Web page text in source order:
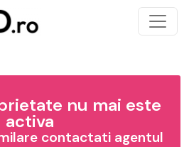
nu mai este
activa
contactati agentul